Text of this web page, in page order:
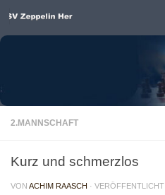
Unter dem Inhalt
2.MANNSCHAFT
Kurz und schmerzlos
VON ACHIM RAASCH · VERÖFFENTLICHT